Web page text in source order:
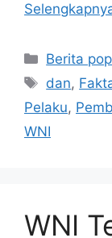
Kategori
Berita
Tag
dan,
Pelaku,
WNI
WNI